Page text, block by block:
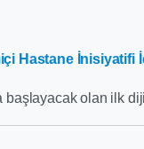
Hastane İnisiyatifi
başlayacak olan ilk